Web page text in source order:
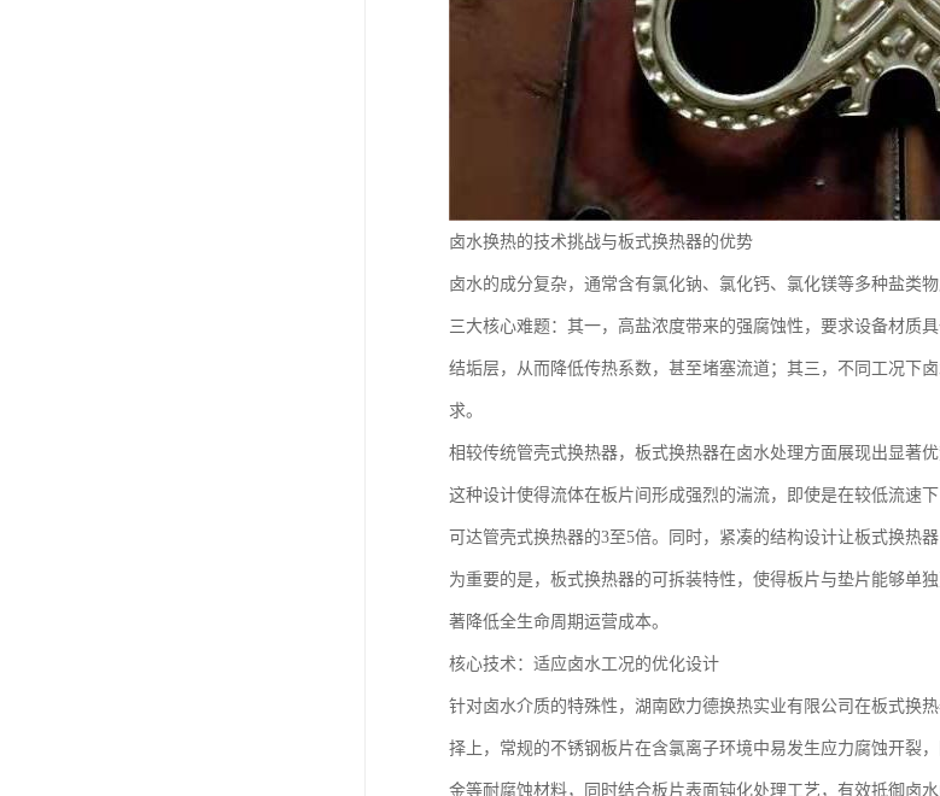
卤水换热的技术挑战与板式换热器的优势
卤水的成分复杂，通常含有氯化钠、氯化钙、氯化镁等多种盐类
三大核心难题：其一，高盐浓度带来的强腐蚀性，要求设备材质
结垢层，从而降低传热系数，甚至堵塞流道；其三，不同工况下
求。
相较传统管壳式换热器，板式换热器在卤水处理方面展现出显著
这种设计使得流体在板片间形成强烈的湍流，即使是在较低流
可达管壳式换热器的3至5倍。同时，紧凑的结构设计让板式换热
为重要的是，板式换热器的可拆装特性，使得板片与垫片能够单
著降低全生命周期运营成本。
核心技术：适应卤水工况的优化设计
针对卤水介质的特殊性，湖南欧力德换热实业有限公司在板式换
择上，常规的不锈钢板片在含氯离子环境中易发生应力腐蚀开裂
金等耐腐蚀材料，同时结合板片表面钝化处理工艺，有效抵御卤